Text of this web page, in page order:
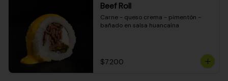
Beef Roll
Carne - queso crema - pimentón -
bañado en salsa huancaína
$7.200